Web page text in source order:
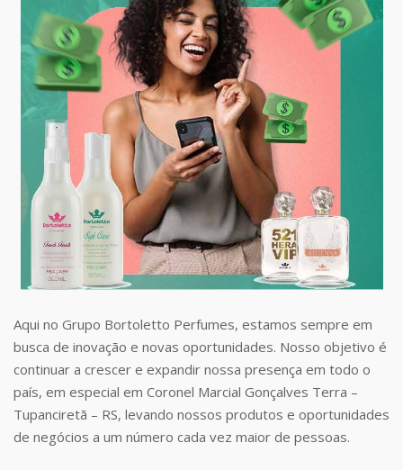
Aqui no Grupo Bortoletto Perfumes, estamos sempre em
busca de inovação e novas oportunidades. Nosso objetivo é
continuar a crescer e expandir nossa presença em todo o
país, em especial em Coronel Marcial Gonçalves Terra –
Tupanciretã – RS, levando nossos produtos e oportunidades
de negócios a um número cada vez maior de pessoas.